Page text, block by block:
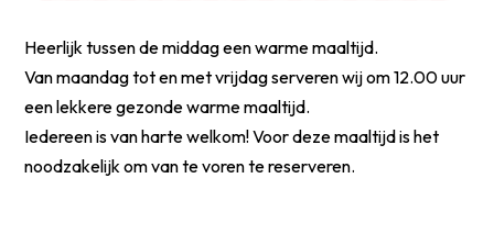
Heerlijk tussen de middag een warme maaltijd.
Van maandag tot en met vrijdag serveren wij om 12.00 uur
een lekkere gezonde warme maaltijd.
Iedereen is van harte welkom! Voor deze maaltijd is het
noodzakelijk om van te voren te reserveren.